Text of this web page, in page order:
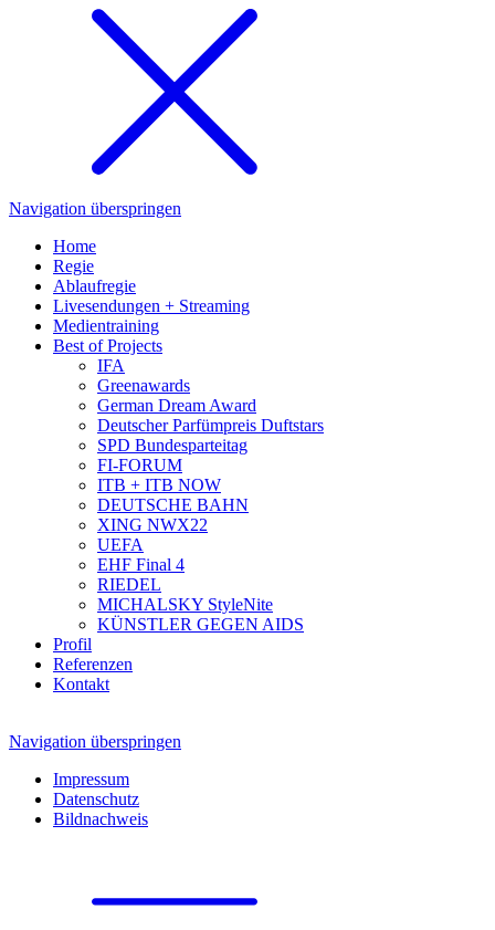
Navigation überspringen
Home
Regie
Ablaufregie
Livesendungen + Streaming
Medientraining
Best of Projects
IFA
Greenawards
German Dream Award
Deutscher Parfümpreis Duftstars
SPD Bundesparteitag
FI-FORUM
ITB + ITB NOW
DEUTSCHE BAHN
XING NWX22
UEFA
EHF Final 4
RIEDEL
MICHALSKY StyleNite
KÜNSTLER GEGEN AIDS
Profil
Referenzen
Kontakt
Navigation überspringen
Impressum
Datenschutz
Bildnachweis